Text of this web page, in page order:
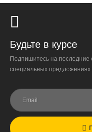
Будьте в курсе
Подпишитесь на последние
специальных